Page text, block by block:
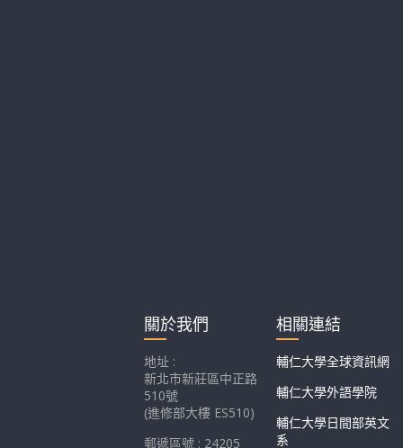
關於我們
地址 :
新北市新莊區中正路
510號
(進修部大樓 ES510)
郵遞區號 : 24205
相關連結
輔仁大學全球資訊網
輔仁大學外語學院
輔仁大學日間部英文
系